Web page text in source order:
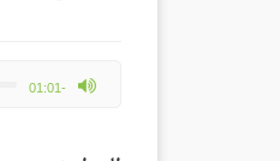
-01:01
volume